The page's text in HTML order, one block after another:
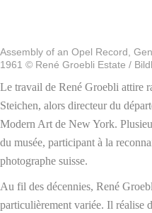
Assembly of an Opel Record,
1961 © René Groebli Estate /
Le travail de René Groebli attire
Steichen, alors directeur du
Modern Art de New York.
du musée, participant à la
photographe suisse.
Au fil des décennies, René
particulièrement variée. Il réalise